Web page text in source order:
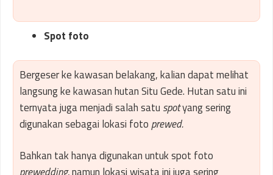
Spot foto
Bergeser ke kawasan belakang, kalian dapat melihat
langsung ke kawasan hutan Situ Gede. Hutan satu ini
ternyata juga menjadi salah satu spotyang sering
digunakan sebagai lokasi foto prewed.
Bahkan tak hanya digunakan untuk spot foto